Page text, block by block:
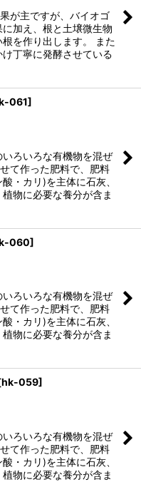
が主ですが、バイオゴ
加え、根と土壌微生物
を作り出します。 また
丁寧に発酵させている
061]
ろいろな有機物を混ぜ
て作った肥料で、肥料
・カリ)を主体に石灰、
物に必要な養分が含ま
060]
ろいろな有機物を混ぜ
て作った肥料で、肥料
・カリ)を主体に石灰、
物に必要な養分が含ま
hk-059]
ろいろな有機物を混ぜ
て作った肥料で、肥料
・カリ)を主体に石灰、
物に必要な養分が含ま